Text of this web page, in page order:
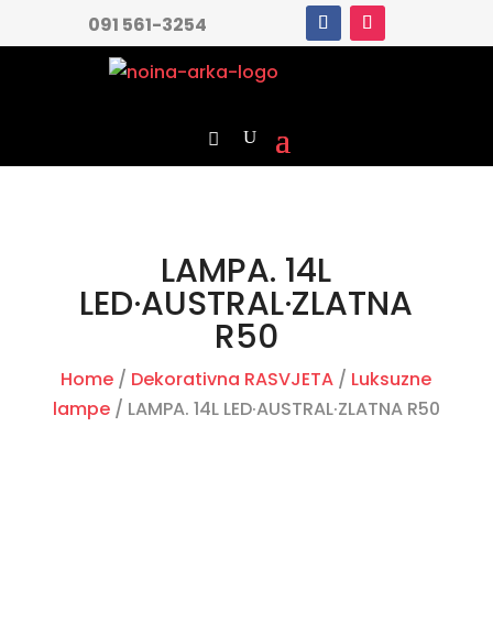
091 561-3254
LAMPA. 14L
LED·AUSTRAL·ZLATNA
R50
Home / Dekorativna RASVJETA / Luksuzne
lampe/ LAMPA. 14L LED·AUSTRAL·ZLATNA R50